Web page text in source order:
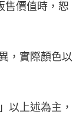
售價值時，恕
，實際顏色以
以上述為主，